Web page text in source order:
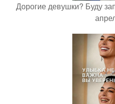
Дорогие девушки? Буду